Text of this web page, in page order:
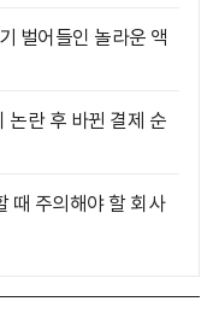
벌어들인 놀라운 액
란 후 바뀐 결제 순
때 주의해야 할 회사